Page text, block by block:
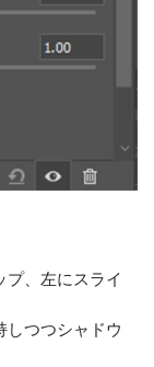
プ、左にスライ
しつつシャドウ